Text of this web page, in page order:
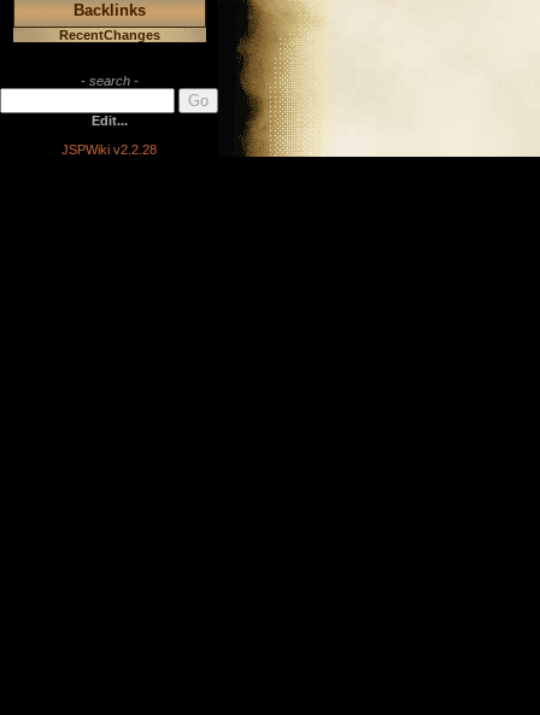
Backlinks
RecentChanges
- search -
Edit...
JSPWiki v2.2.28